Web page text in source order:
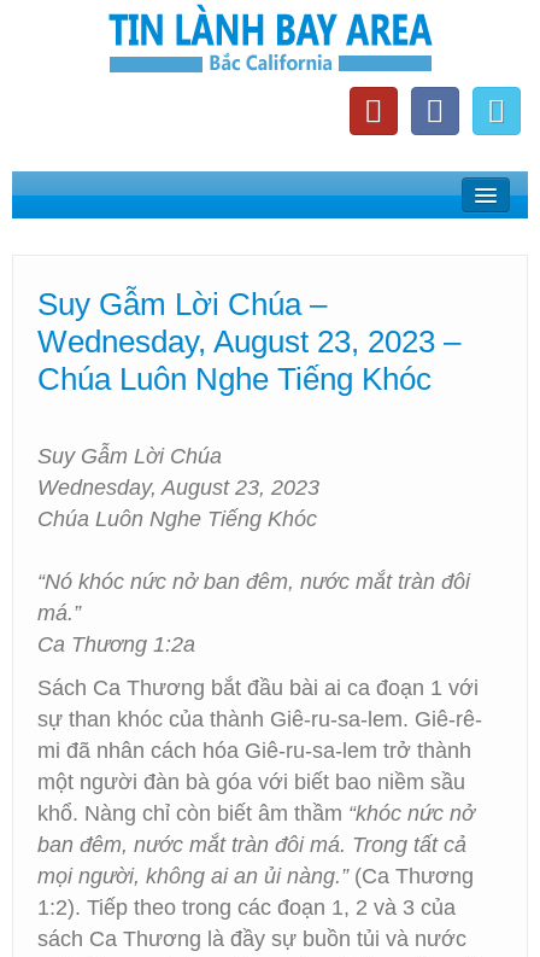
Home
Phát Thanh Tin Lành Bay Area
Các Hội Thánh Bắc California
Suy Gẫm Lời Chúa –
Wednesday, August 23, 2023 –
Chúa Luôn Nghe Tiếng Khóc
Suy Gẫm Lời Chúa
Wednesday, August 23, 2023
Chúa Luôn Nghe Tiếng Khóc
“Nó khóc nức nở ban đêm, nước mắt tràn đôi
má.”
Ca Thương 1:2a
Sách Ca Thương bắt đầu bài ai ca đoạn 1 với
sự than khóc của thành Giê-ru-sa-lem. Giê-rê-
mi đã nhân cách hóa Giê-ru-sa-lem trở thành
một người đàn bà góa với biết bao niềm sầu
khổ. Nàng chỉ còn biết âm thầm “khóc nức nở
ban đêm, nước mắt tràn đôi má. Trong tất cả
mọi người, không ai an ủi nàng.” (Ca Thương
1:2). Tiếp theo trong các đoạn 1, 2 và 3 của
sách Ca Thương là đầy sự buồn tủi và nước